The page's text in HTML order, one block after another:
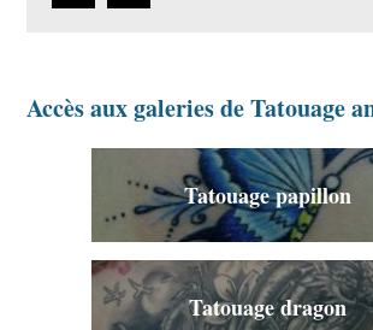
Accès aux galeries de Tatouage
Tatouage papillon
Tatouage dragon